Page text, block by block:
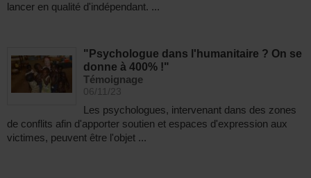
lancer en qualité d'indépendant. ...
"Psychologue dans l'humanitaire ? On se
donne à 400% !"
Témoignage
06/11/23
Les psychologues, intervenant dans des zones
de conflits afin d'apporter soutien et espaces d'expression aux
victimes, peuvent être l'objet ...